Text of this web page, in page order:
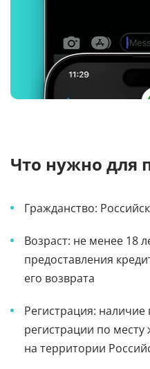
Что нужно для
Гражданство:
Возраст: не менее 18
предоставления
его возврата
Регистрация:
регистрации по
на территории